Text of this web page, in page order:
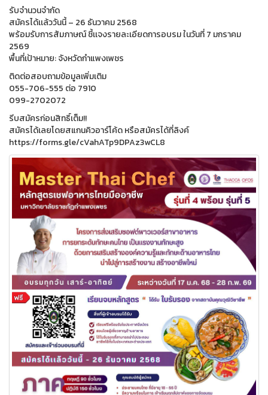
รับจำนวนจำกัด
สมัครได้เเล้ววันนี้ – 26 ธันวาคม 2568
พร้อมรับการสัมภาษณ์ ชี้เเจงรายละเอียดการอบรม ในวันที่ 7 มกราคม
2569
พื้นที่เป้าหมาย: จังหวัดกำแพงเพชร
ติดต่อสอบถามข้อมูลเพิ่มเติม
055-706-555 ต่อ 7910
099-2702072
รีบสมัครก่อนสิทธิ์เต็ม!!
สมัครได้เลยโดยสแกนคิวอาร์โค้ด หรือสมัครได้ที่ลิงค์
https://forms.gle/cVahATp9DPAz3wCL8